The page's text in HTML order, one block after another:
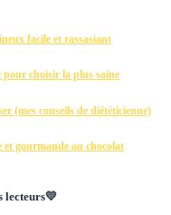
facile et rassasiant
pour choisir la plus saine
(mes conseils de diététicienne)
et gourmande au chocolat
lecteurs💛